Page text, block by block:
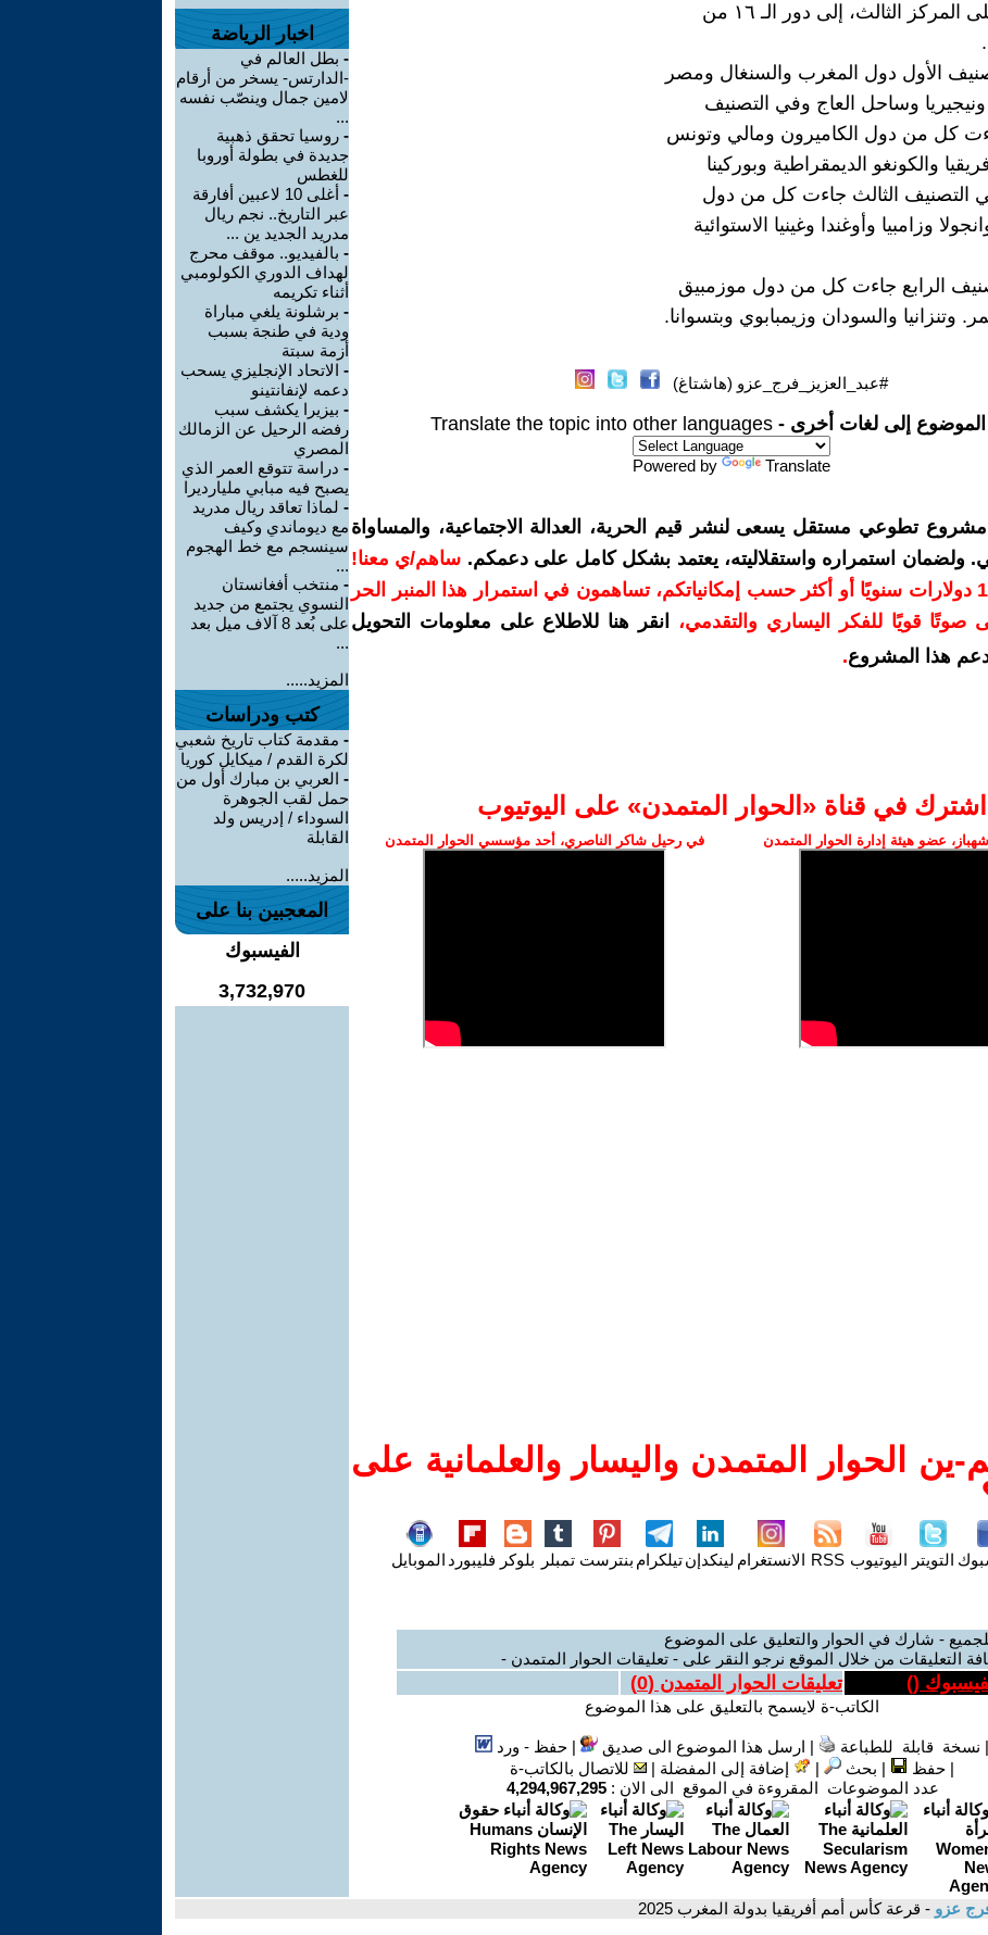
الثالث، إلى دور الـ ١٦ من
الأول دول المغرب والسنغال ومصر
ونيجيريا وساحل العاج وفي التصنيف
كل من دول الكاميرون ومالي وتونس
والكونغو الديمقراطية وبوركينا
التصنيف الثالث جاءت كل من دول
وزامبيا وأوغندا وغينيا الاستوائية
الرابع جاءت كل من دول موزمبيق
وتنزانيا والسودان وزيمبابوي وبتسوانا.
#عبد_العزيز_فرج_عزو (هاشتاغ)
إلى لغات أخرى - Translate the topic into other languages
Powered by Translate
مشروع تطوعي مستقل يسعى لنشر قيم الحرية، العدالة الاجتماعية، والمساواة
ولضمان استمراره واستقلاليته، يعتمد بشكل كامل على دعمكم. ساهم/ي معنا!
بدعمكم بمبلغ 10 دولارات سنويًا أو أكثر حسب إمكانياتكم، تساهمون في استمرار هذا المنبر الحر
صوتًا قويًا للفكر اليساري والتقدمي،
انقر هنا للاطلاع على معلومات التحويل
هذا المشروع.
اشترك في قناة ‫«الحوار المتمدن» على اليوتيوب
عضو هيئة إدارة الحوار المتمدن في رحيل شاكر الناصري، أحد مؤسسي الحوار المتمدن
ين الحوار المتمدن واليسار والعلمانية على
التويتر اليوتيوب RSS الانستغرام لينكدإنتيلكرام بنترست تمبلر بلوكر فليبورد الموبايل
- شارك في الحوار والتعليق على الموضوع
التعليقات من خلال الموقع نرجو النقر على - تعليقات الحوار المتمدن -
(
) تعليقات الحوار المتمدن (0
)
الكاتب-ة لايسمح بالتعليق على هذا الموضوع
| نسخة قابلة للطباعة | ارسل هذا الموضوع الى صديق |حفظ - ورد
|حفظ | بحث | إضافة إلى المفضلة |
للاتصال بالكاتب-ة
عدد الموضوعات المقروءة في الموقع الى الان : 4,294,967,295
اخبار الرياضة
- بطل العالم في
-الدارتس- يسخر من أرقام
لامين جمال وينصّب نفسه
...
- روسيا تحقق ذهبية
جديدة في بطولة أوروبا
للغطس
-
أغلى 10 لاعبين أفارقة
عبر التاريخ.. نجم ريال
مدريد الجديد ين ...
- بالفيديو.. موقف محرج
لهداف الدوري الكولومبي
أثناء تكريمه
- برشلونة يلغي مباراة
ودية في طنجة بسبب
أزمة سبتة
- الاتحاد الإنجليزي يسحب
دعمه لإنفانتينو
- بيزيرا يكشف سبب
رفضه الرحيل عن الزمالك
المصري
- دراسة تتوقع العمر الذي
يصبح فيه مبابي مليارديرا
- لماذا تعاقد ريال مدريد
مع ديوماندي وكيف
سينسجم مع خط الهجوم
...
- منتخب أفغانستان
النسوي يجتمع من جديد
على بُعد 8 آلاف ميل بعد
...
المزيد.....
كتب ودراسات
- مقدمة كتاب تاريخ شعبي
لكرة القدم / ميكايل كوريا
- العربي بن مبارك أول من
حمل لقب الجوهرة
السوداء / إدريس ولد
القابلة
المزيد.....
المعجبين بنا على
الفيسبوك
3,732,970
عزو - قرعة كأس أمم أفريقيا بدولة المغرب 2025